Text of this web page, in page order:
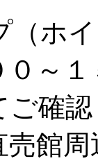
ホ
～１
確認
館周